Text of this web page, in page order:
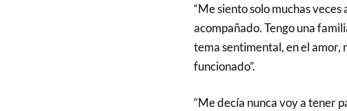
“Me siento solo muchas
acompañado. Tengo una
tema sentimental, en el amor,
funcionado”.
“Me decía nunca voy a tener